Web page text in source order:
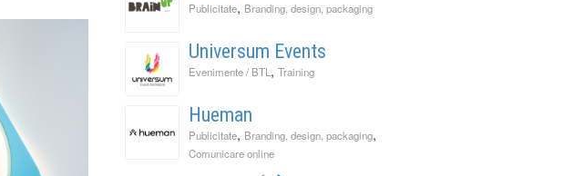
Publicitate, Branding, design, packaging
Universum Events
Evenimente / BTL , Training
Hueman
Publicitate, Branding, design, packaging,
Comunicare online